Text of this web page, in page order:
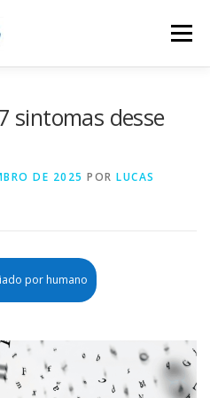
Menu
sintomas desse
DE 2025 POR LUCAS
por humano